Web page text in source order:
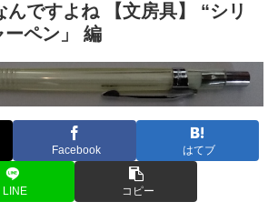
んですよね 【文房具】 “シリ
ーペン」 編
Facebook はてブ
LINE コピー